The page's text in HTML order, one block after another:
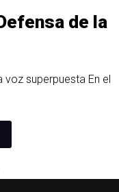
de la
voz superpuesta En el